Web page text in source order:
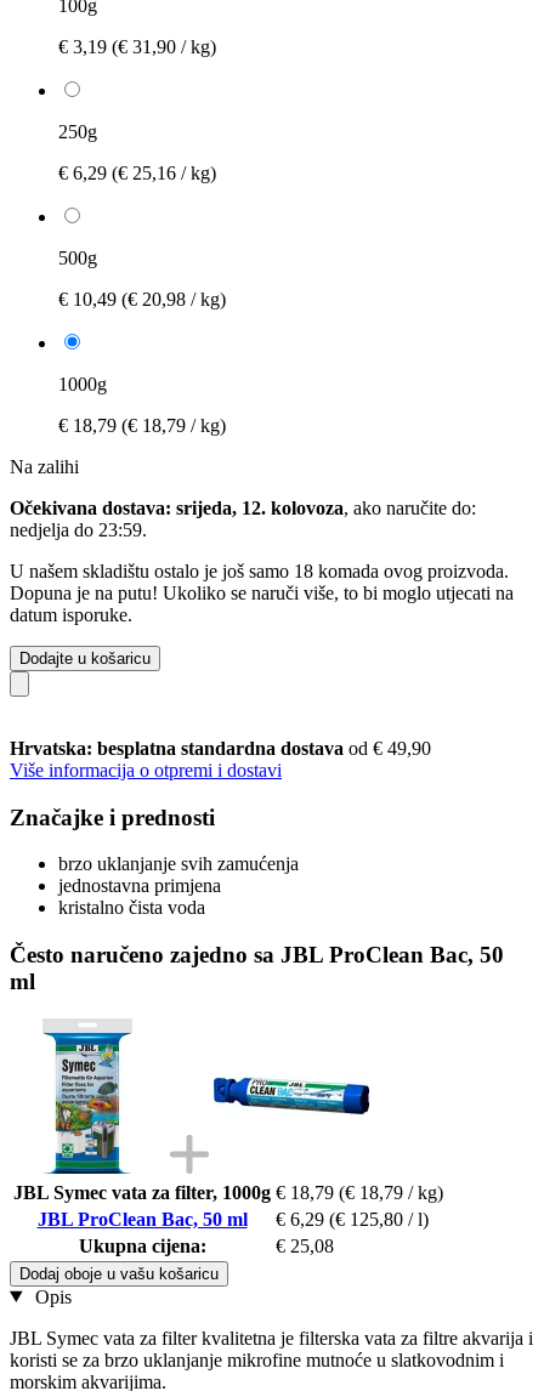
100g
€ 3,19 (€ 31,90 / kg)
250g
€ 6,29 (€ 25,16 / kg)
500g
€ 10,49 (€ 20,98 / kg)
1000g
€ 18,79 (€ 18,79 / kg)
Na zalihi
Očekivana dostava: srijeda, 12. kolovoza, ako naručite do:
nedjelja do 23:59.
U našem skladištu ostalo je još samo 18 komada ovog proizvoda.
Dopuna je na putu! Ukoliko se naruči više, to bi moglo utjecati na
datum isporuke.
Dodajte u košaricu
Hrvatska: besplatna standardna dostava od € 49,90
Više informacija o otpremi i dostavi
Značajke i prednosti
brzo uklanjanje svih zamućenja
jednostavna primjena
kristalno čista voda
Često naručeno zajedno sa JBL ProClean Bac, 50
ml
JBL Symec vata za filter, 1000g € 18,79 (€ 18,79 / kg)
JBL ProClean Bac, 50 ml
€ 6,29 (€ 125,80 / l)
Ukupna cijena:
€ 25,08
Dodaj oboje u vašu košaricu
Opis
JBL Symec vata za filter kvalitetna je filterska vata za filtre akvarija i
koristi se za brzo uklanjanje mikrofine mutnoće u slatkovodnim i
morskim akvarijima.